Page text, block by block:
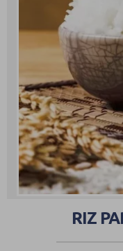
RIZ